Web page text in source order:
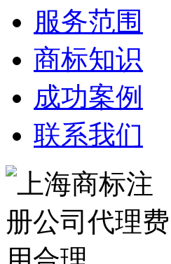
服务范围
商标知识
成功案例
联系我们